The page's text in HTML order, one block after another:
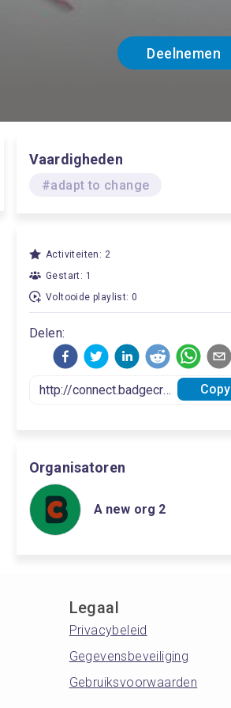
Deelnemen
Vaardigheden
#adapt to change
Activiteiten: 2
Gestart: 1
Voltooide playlist: 0
Delen:
Copy
Organisatoren
A new org 2
Legaal
Privacybeleid
Gegevensbeveiliging
Gebruiksvoorwaarden